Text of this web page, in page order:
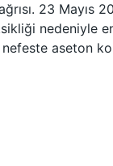
23 Mayıs
nedeniyle
nefeste